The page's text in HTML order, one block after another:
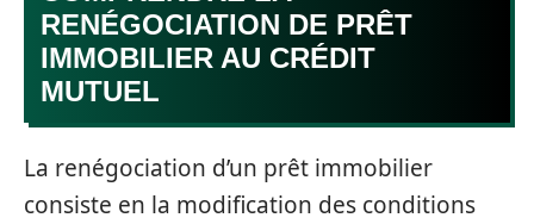
RENÉGOCIATION DE PRÊT
IMMOBILIER AU CRÉDIT
MUTUEL
La renégociation d’un prêt immobilier
consiste en la modification des conditions